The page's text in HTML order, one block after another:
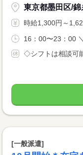
東京都墨田区/錦
時給1,300円～
16：00〜23：00
◇シフトは相談可
[一般派遣]